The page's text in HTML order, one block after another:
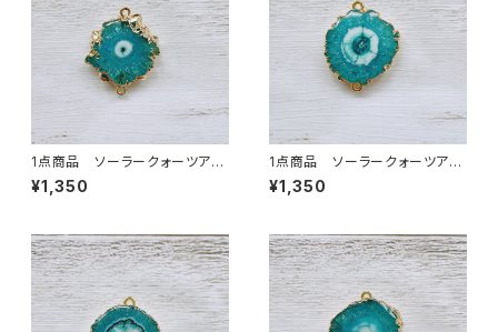
1点商品 ソーラークォーツアク
ア 2カン②
¥1,350
1点商品 ソーラークォーツアク
ア 2カン ④
¥1,350